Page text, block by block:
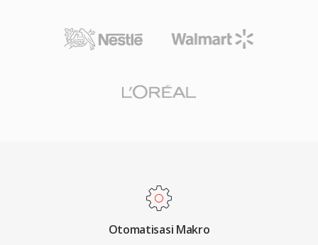
Otomatisasi Makro